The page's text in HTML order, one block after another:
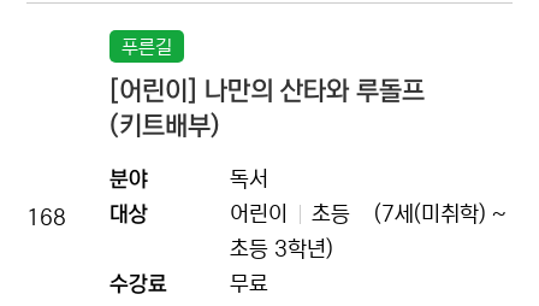
168
푸른길
[어린이] 나만의 산타와 루돌프
(키트배부)
분야
독서
대상
어린이 초등
(7세(미취학) ~
초등 3학년)
수강료
무료